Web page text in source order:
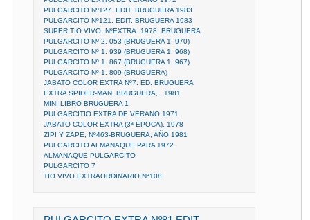
PULGARCITO Nº127. EDIT. BRUGUERA 1983
PULGARCITO Nº121. EDIT. BRUGUERA 1983
SUPER TIO VIVO. NºEXTRA. 1978. BRUGUERA
PULGARCITO Nº 2. 053 (BRUGUERA 1. 970)
PULGARCITO Nº 1. 939 (BRUGUERA 1. 968)
PULGARCITO Nº 1. 867 (BRUGUERA 1. 967)
PULGARCITO Nº 1. 809 (BRUGUERA)
JABATO COLOR EXTRA Nº7. ED. BRUGUERA
EXTRA SPIDER-MAN, BRUGUERA, , 1981
MINI LIBRO BRUGUERA 1
PULGARCITIO EXTRA DE VERANO 1971
JABATO COLOR EXTRA (3ª ÉPOCA), 1978
ZIPI Y ZAPE, Nº463-BRUGUERA, AÑO 1981
PULGARCITO ALMANAQUE PARA 1972
ALMANAQUE PULGARCITO
PULGARCITO 7
TIO VIVO EXTRAORDINARIO Nª108